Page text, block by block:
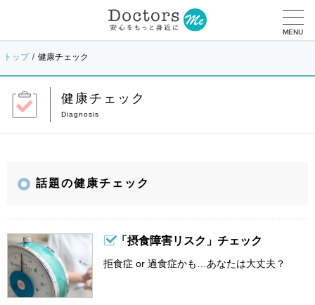
MENU
トップ 健康チェック
健康チェック
話題の健康チェック
「摂食障害リスク」チェック
拒食症 or 過食症かも…あなたは大丈夫？